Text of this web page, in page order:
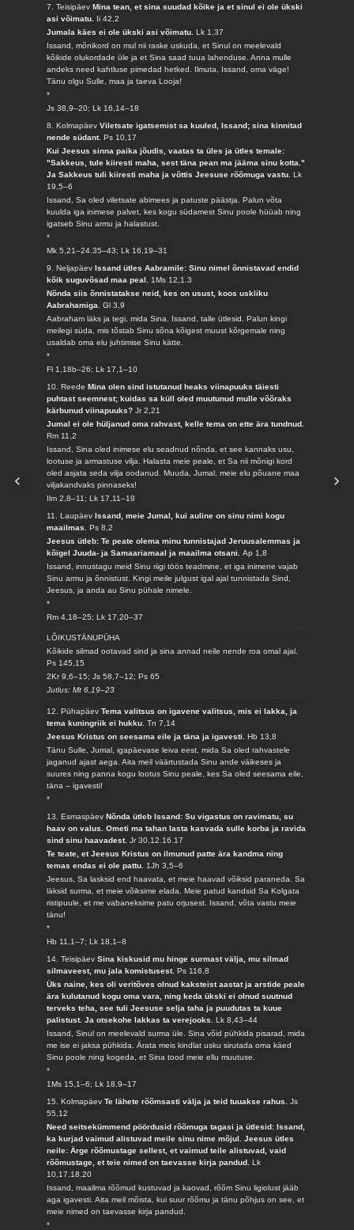
7. TeisipäevMina tean, et sina suudad kõike ja et sinul ei ole ükski
asi võimatu. Ii 42,2
Jumala käes ei ole ükski asi võimatu.Lk 1,37
Issand, mõnikord on mul nii raske uskuda, et Sinul on meelevald
kõikide olukordade üle ja et Sina saad tuua lahenduse. Anna mulle
andeks need kahtluse pimedad hetked. Ilmuta, Issand, oma väge!
Tänu olgu Sulle, maa ja taeva Looja!
*
Js 38,9–20; Lk 16,14–18
8. KolmapäevViletsate igatsemist sa kuuled, Issand; sina kinnitad
nende südant.Ps 10,17
Kui Jeesus sinna paika jõudis, vaatas ta üles ja ütles temale:
"Sakkeus, tule kiiresti maha, sest täna pean ma jääma sinu kotta."
Ja Sakkeus tuli kiiresti maha ja võttis Jeesuse rõõmuga vastu.Lk
19,5–6
Issand, Sa oled viletsate abimees ja patuste päästja. Palun võta
kuulda iga inimese palvet, kes kogu südamest Sinu poole hüüab ning
igatseb Sinu armu ja halastust.
*
Mk 5,21–24.35–43; Lk 16,19–31
9. NeljapäevIssand ütles Aabramile: Sinu nimel õnnistavad endid
kõik suguvõsad maa peal. 1Ms 12,1.3
Nõnda siis õnnistatakse neid, kes on usust, koos uskliku
Aabrahamiga.Gl 3,9
Aabraham läks ja tegi, mida Sina, Issand, talle ütlesid. Palun kingi
meilegi süda, mis tõstab Sinu sõna kõigest muust kõrgemale ning
usaldab oma elu juhtimise Sinu kätte.
*
Fl 1,18b–26; Lk 17,1–10
10. ReedeMina olen sind istutanud heaks viinapuuks täiesti
puhtast seemnest; kuidas sa küll oled muutunud mulle võõraks
kärbunud viinapuuks?Jr 2,21
Jumal ei ole hüljanud oma rahvast, kelle tema on ette ära tundnud.
Rm 11,2
Issand, Sina oled inimese elu seadnud nõnda, et see kannaks usu,
lootuse ja armastuse vilja. Halasta meie peale, et Sa nii mõnigi kord
oled asjata seda vilja oodanud. Muuda, Jumal, meie elu põuane maa
viljakandvaks pinnaseks!
Ilm 2,8–11; Lk 17,11–19
11. LaupäevIssand, meie Jumal, kui auline on sinu nimi kogu
maailmas.Ps 8,2
Jeesus ütleb: Te peate olema minu tunnistajad Jeruusalemmas ja
kõigel Juuda- ja Samaariamaal ja maailma otsani.Ap 1,8
Issand, innustagu meid Sinu riigi töös teadmine, et iga inimene vajab
Sinu armu ja õnnistust. Kingi meile julgust igal ajal tunnistada Sind,
Jeesus, ja anda au Sinu pühale nimele.
*
Rm 4,18–25; Lk 17,20–37
LÕIKUSTÄNUPÜHA
Kõikide silmad ootavad sind ja sina annad neile nende roa omal ajal.
Ps 145,15
2Kr 9,6–15; Js 58,7–12; Ps 65
Jutlus: Mt 6,19–23
12. PühapäevTema valitsus on igavene valitsus, mis ei lakka, ja
tema kuningriik ei hukku.Tn 7,14
Jeesus Kristus on seesama eile ja täna ja igavesti.Hb 13,8
Tänu Sulle, Jumal, igapäevase leiva eest, mida Sa oled rahvastele
jaganud ajast aega. Aita meil väärtustada Sinu ande väikeses ja
suures ning panna kogu lootus Sinu peale, kes Sa oled seesama eile,
täna – igavesti!
*
13. EsmaspäevNõnda ütleb Issand: Su vigastus on ravimatu, su
haav on valus. Ometi ma tahan lasta kasvada sulle korba ja ravida
sind sinu haavadest.Jr 30,12.16.17
Te teate, et Jeesus Kristus on ilmunud patte ära kandma ning
temas endas ei ole pattu. 1Jh 3,5–6
Jeesus, Sa lasksid end haavata, et meie haavad võiksid paraneda. Sa
läksid surma, et meie võiksime elada. Meie patud kandsid Sa Kolgata
ristipuule, et me vabaneksime patu orjusest. Issand, võta vastu meie
tänu!
*
Hb 11,1–7; Lk 18,1–8
14. TeisipäevSina kiskusid mu hinge surmast välja, mu silmad
silmaveest, mu jala komistusest.Ps 116,8
Üks naine, kes oli veritõves olnud kaksteist aastat ja arstide peale
ära kulutanud kogu oma vara, ning keda ükski ei olnud suutnud
terveks teha, see tuli Jeesuse selja taha ja puudutas ta kuue
palistust. Ja otsekohe lakkas ta verejooks.Lk 8,43–44
Issand, Sinul on meelevald surma üle. Sina võid pühkida pisarad, mida
me ise ei jaksa pühkida. Ärata meis kindlat usku sirutada oma käed
Sinu poole ning kogeda, et Sina tood meie ellu muutuse.
*
1Ms 15,1–6; Lk 18,9–17
15. KolmapäevTe lähete rõõmsasti välja ja teid tuuakse rahus.Js
55,12
Need seitsekümmend pöördusid rõõmuga tagasi ja ütlesid: Issand,
ka kurjad vaimud alistuvad meile sinu nime mõjul. Jeesus ütles
neile: Ärge rõõmustage sellest, et vaimud teile alistuvad, vaid
rõõmustage, et teie nimed on taevasse kirja pandud.Lk
10,17.18.20
Issand, maailma rõõmud kustuvad ja kaovad, rõõm Sinu ligiolust jääb
aga igavesti. Aita meil mõista, kui suur rõõmu ja tänu põhjus on see, et
meie nimed on taevasse kirja pandud.
*